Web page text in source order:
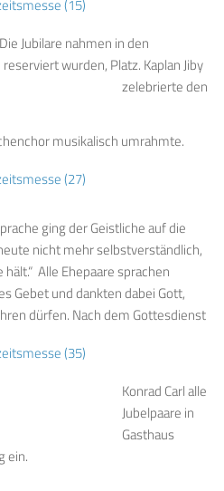
Jubilare nahmen in den
wurden, Platz. Kaplan Jiby
zelebrierte den
musikalisch umrahmte.
ging der Geistliche auf die
nicht mehr selbstverständlich,
Alle Ehepaare sprachen
Gebet und dankten dabei Gott,
dürfen. Nach dem Gottesdienst
Konrad Carl alle
Jubelpaare in
Gasthaus
ein.